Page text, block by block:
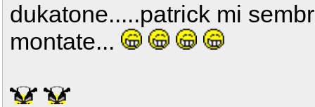
dukatone.....patrick mi
montate...